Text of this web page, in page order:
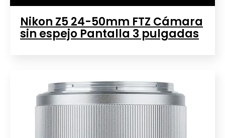
Nikon Z5 24-50mm FTZ Cámara
sin espejo Pantalla 3 pulgadas